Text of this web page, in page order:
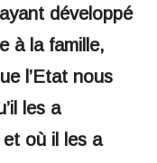
développé
à la famille,
l’Etat nous
les a
où il les a